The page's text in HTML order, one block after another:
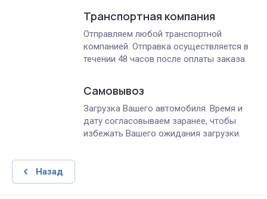
Транспортная компания
Отправляем любой транспортной
компанией. Отправка осуществляется в
течении 48 часов после оплаты заказа.
Самовывоз
Загрузка Вашего автомобиля. Время и
дату согласовываем заранее, чтобы
избежать Вашего ожидания загрузки.
Назад